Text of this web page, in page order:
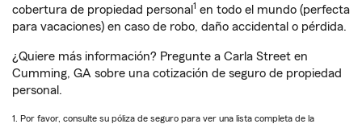
cobertura de propiedad personal 1 en todo el mundo (perfecta
para vacaciones) en caso de robo, daño accidental o pérdida.
¿Quiere más información? Pregunte a Carla Street en
Cumming, GA sobre una cotización de seguro de propiedad
personal.
1. Por favor, consulte su póliza de seguro para ver una lista completa de la